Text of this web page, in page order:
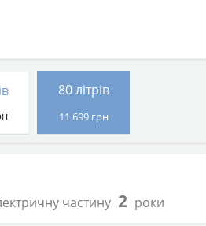
80 літрів
11 699грн
частину 2 роки